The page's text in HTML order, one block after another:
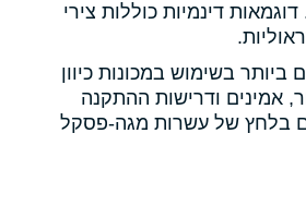
דינמיות כוללות צירי
ביותר בשימוש במכונות כיוון
אמינים ודרישות ההתקנה
בלחץ של עשרות מגה-פסקל